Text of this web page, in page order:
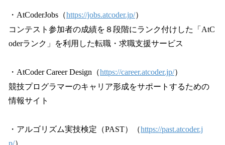
・AtCoderJobs（https://jobs.atcoder.jp/）
コンテスト参加者の成績を８段階にランク付けした「AtC
oderランク」を利用した転職・求職支援サービス
・AtCoder Career Design（https://career.atcoder.jp/）
競技プログラマーのキャリア形成をサポートするための
情報サイト
・アルゴリズム実技検定（PAST）（https://past.atcoder.j
p/）